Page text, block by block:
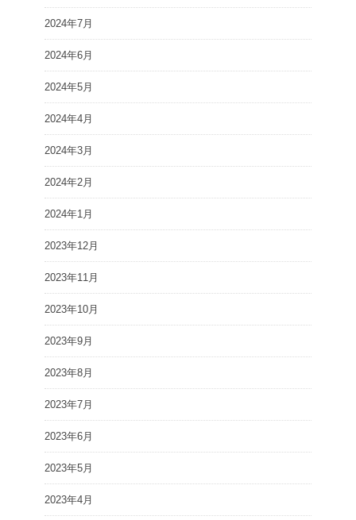
2024年7月
2024年6月
2024年5月
2024年4月
2024年3月
2024年2月
2024年1月
2023年12月
2023年11月
2023年10月
2023年9月
2023年8月
2023年7月
2023年6月
2023年5月
2023年4月